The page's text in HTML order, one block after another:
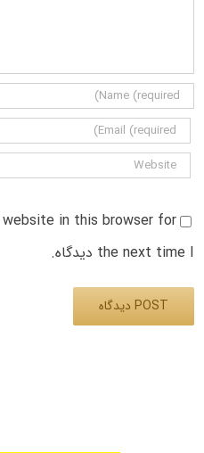
website in this browser for
the next time I دیدگاه.